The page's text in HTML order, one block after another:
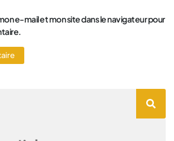
e-mail et mon site dans le navigateur pour